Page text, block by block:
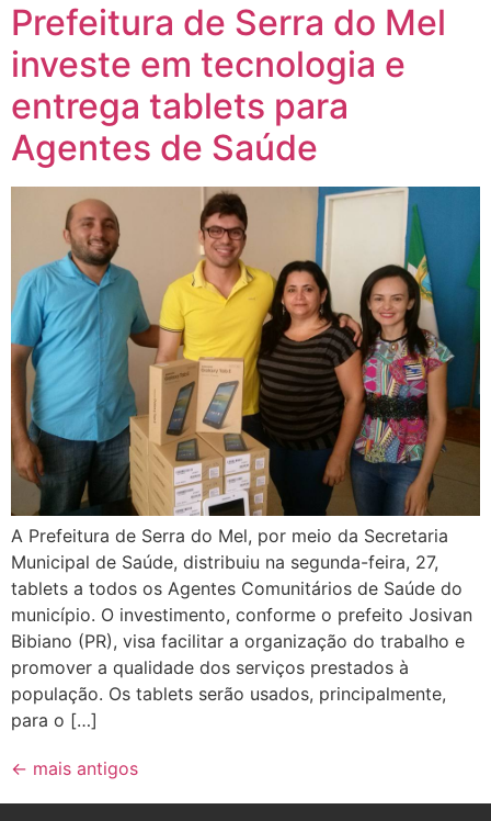
Prefeitura de Serra do Mel
investe em tecnologia e
entrega tablets para
Agentes de Saúde
A Prefeitura de Serra do Mel, por meio da Secretaria
Municipal de Saúde, distribuiu na segunda-feira, 27,
tablets a todos os Agentes Comunitários de Saúde do
município. O investimento, conforme o prefeito Josivan
Bibiano (PR), visa facilitar a organização do trabalho e
promover a qualidade dos serviços prestados à
população. Os tablets serão usados, principalmente,
para o […]
← mais antigos